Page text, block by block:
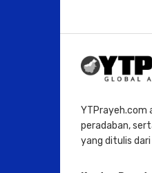
YTPrayeh.com
peradaban,
yang ditulis